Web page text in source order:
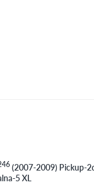
(2007-2009) Pickup-
5 XL